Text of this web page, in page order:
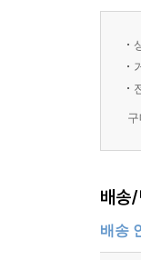
그가
영화
로비
있다),
조각
가장
배송
배송